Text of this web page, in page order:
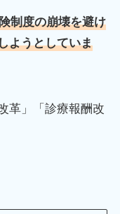
制度の崩壊を避け
ようとしていま
革」「診療報酬改